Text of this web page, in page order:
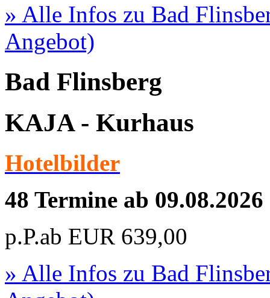
» Alle Infos zu Bad
Angebot)
Bad Flinsberg
KAJA - Kurhaus
Hotelbilder
48 Termine ab 09.08.2026
p.P.ab EUR 639,00
» Alle Infos zu Bad